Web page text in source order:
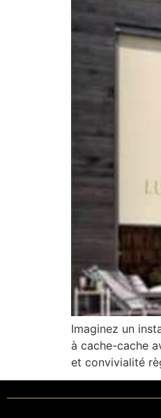
Imaginez un
à cache-cache
et convivialité